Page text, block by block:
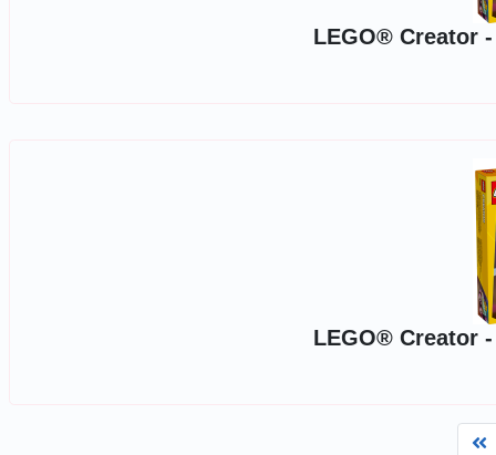
LEGO® Creator
LEGO® Creator